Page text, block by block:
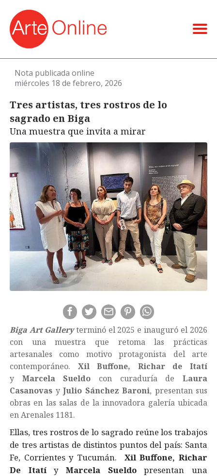
Nota publicada online
miércoles 18 de febrero, 2026
Tres artistas, tres rostros de lo
sagrado en Biga
Una muestra que invita a mirar
Biga Art Galleryterminó el 2025 e inauguró el 2026
con una muestra que retoma las prácticas
artesanales como motivo protagonista del arte
contemporáneo. Xil Buffone, Richar de Itatí
y Marcela Sueldo con curaduría deLaura
Casanovas y Julio Sánchez Baroni, presentan sus
obras en las salas de la innovadora galería ubicada
en Arenales 1181.
Ellas, tres rostros de lo sagrado reúne los trabajos
de tres artistas de distintos puntos del país: Santa
Fe, Corrientes y Tucumán. Xil Buffone, Richar
De ItatíyMarcela Sueldopresentan una